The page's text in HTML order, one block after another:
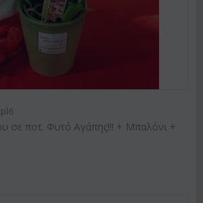
σε ποτ. Φυτό Αγάπης!!! + Μπαλόνι +